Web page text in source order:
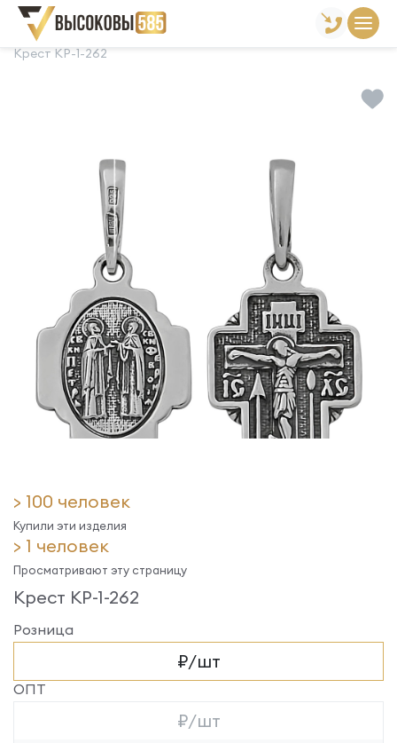
Главная Склад готовой продукции
Крест КР-1-262
> 100 человек
Купили эти изделия
> 1 человек
Просматривают эту страницу
Крест КР-1-262
Розница
₽/шт
ОПТ
₽/шт